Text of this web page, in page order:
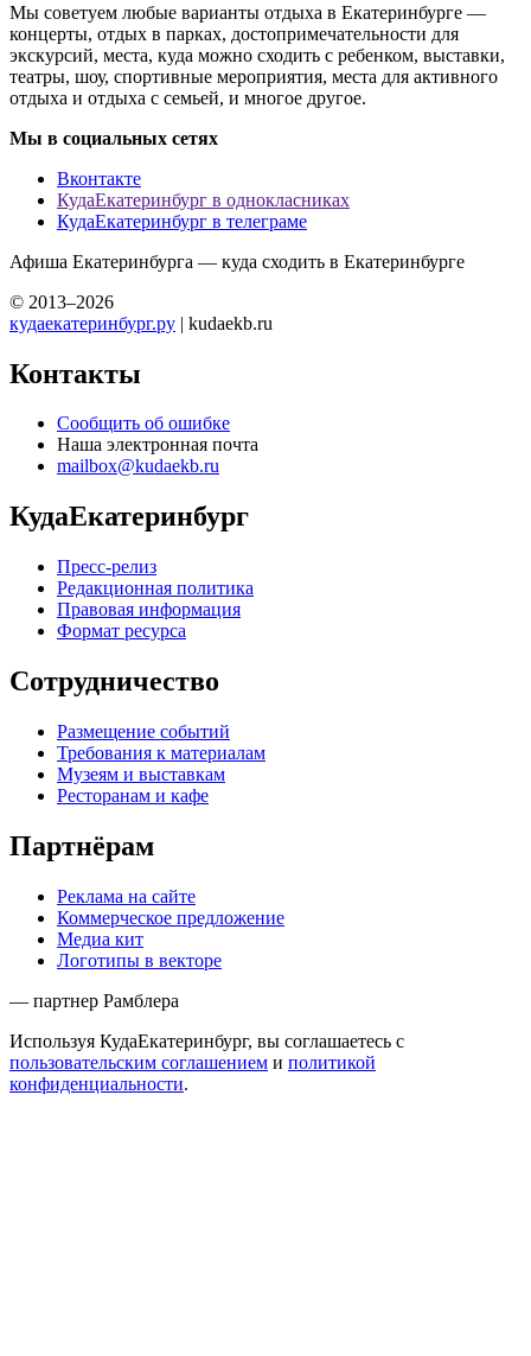
Мы советуем любые варианты отдыха в Екатеринбурге —
концерты, отдых в парках, достопримечательности для
экскурсий, места, куда можно сходить с ребенком, выставки,
театры, шоу, спортивные мероприятия, места для активного
отдыха и отдыха с семьей, и многое другое.
Мы в социальных сетях
Вконтакте
КудаЕкатеринбург в однокласниках
КудаЕкатеринбург в телеграме
Афиша Екатеринбурга — куда сходить в Екатеринбурге
© 2013–2026
кудаекатеринбург.ру | kudaekb.ru
Контакты
Сообщить об ошибке
Наша электронная почта
mailbox@kudaekb.ru
КудаЕкатеринбург
Пресс-релиз
Редакционная политика
Правовая информация
Формат ресурса
Сотрудничество
Размещение событий
Требования к материалам
Музеям и выставкам
Ресторанам и кафе
Партнёрам
Реклама на сайте
Коммерческое предложение
Медиа кит
Логотипы в векторе
— партнер Рамблера
Используя КудаЕкатеринбург, вы соглашаетесь с
пользовательским соглашением и политикой
конфиденциальности.